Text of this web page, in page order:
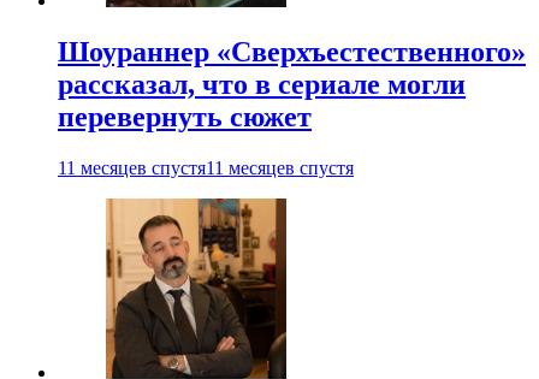
Шоураннер «Сверхъестественного»
рассказал, что в сериале могли
перевернуть сюжет
11 месяцев спустя11 месяцев спустя